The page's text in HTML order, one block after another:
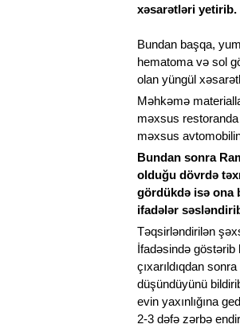
xəsarətləri yetirib.
Bundan başqa,
hematoma və sol
olan yüngül
Məhkəmə
məxsus
məxsus
Bundan sonra
olduğu dövrdə
gördükdə isə ona
ifadələr
Təqsirləndirilən
İfadəsində
çıxarıldıqdan
düşündüyünü
evin yaxınlığına
2-3 dəfə zərbə